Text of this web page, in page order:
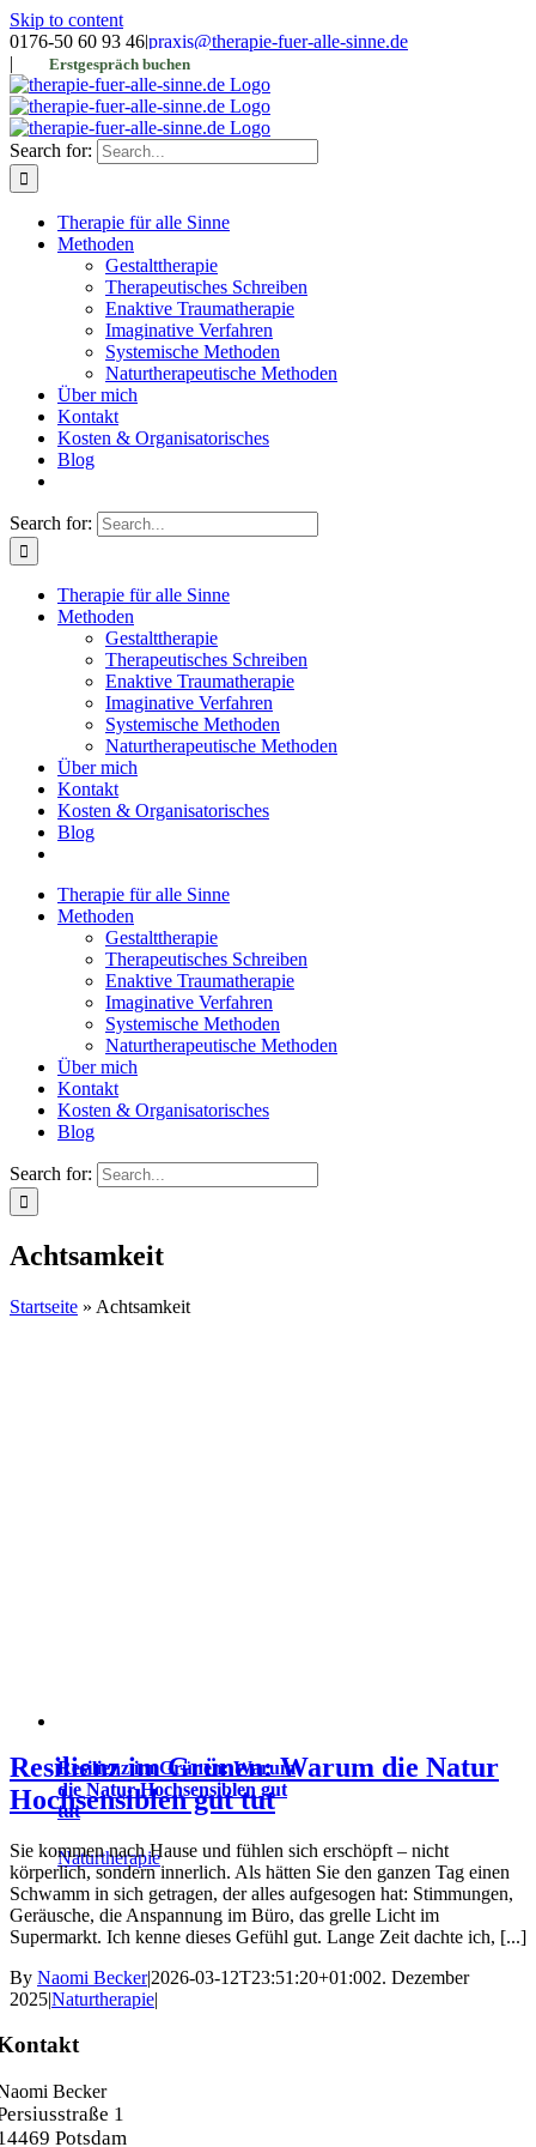
Skip to content
0176-50 60 93 46|praxis@therapie-fuer-alle-sinne.de
|
Erstgespräch buchen
Search for:
Therapie für alle Sinne
Methoden
Gestalttherapie
Therapeutisches Schreiben
Enaktive Traumatherapie
Imaginative Verfahren
Systemische Methoden
Naturtherapeutische Methoden
Über mich
Kontakt
Kosten & Organisatorisches
Blog
Search for:
Therapie für alle Sinne
Methoden
Gestalttherapie
Therapeutisches Schreiben
Enaktive Traumatherapie
Imaginative Verfahren
Systemische Methoden
Naturtherapeutische Methoden
Über mich
Kontakt
Kosten & Organisatorisches
Blog
Therapie für alle Sinne
Methoden
Gestalttherapie
Therapeutisches Schreiben
Enaktive Traumatherapie
Imaginative Verfahren
Systemische Methoden
Naturtherapeutische Methoden
Über mich
Kontakt
Kosten & Organisatorisches
Blog
Search for:
Achtsamkeit
Startseite » Achtsamkeit
Resilienz im Grünen: Warum
die Natur Hochsensiblen gut
tut
Naturtherapie
Resilienz im Grünen: Warum die Natur
Hochsensiblen gut tut
Sie kommen nach Hause und fühlen sich erschöpft – nicht
körperlich, sondern innerlich. Als hätten Sie den ganzen Tag einen
Schwamm in sich getragen, der alles aufgesogen hat: Stimmungen,
Geräusche, die Anspannung im Büro, das grelle Licht im
Supermarkt. Ich kenne dieses Gefühl gut. Lange Zeit dachte ich, [...]
By Naomi Becker|2026-03-12T23:51:20+01:002. Dezember
2025|Naturtherapie|
Becker
1
Potsdam